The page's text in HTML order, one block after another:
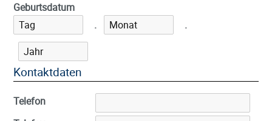
Geburtsdatum
.
.
Kontaktdaten
Telefon